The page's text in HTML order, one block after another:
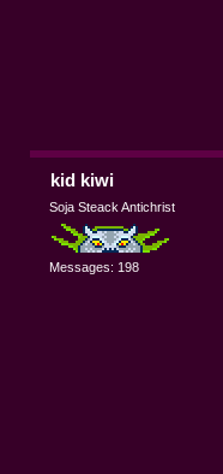
kid kiwi
Soja Steack Antichrist
Messages: 198